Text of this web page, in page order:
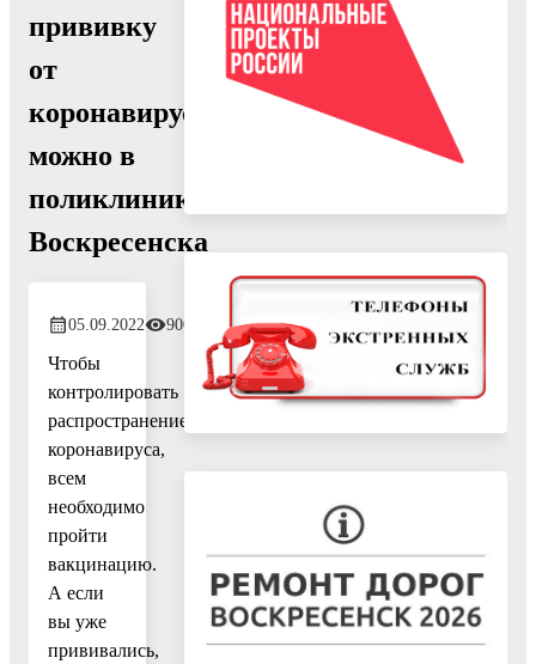
прививку
от
коронавируса
можно в
поликлиниках
Воскресенска
05.09.2022 900
Чтобы
контролировать
распространение
коронавируса,
всем
необходимо
пройти
вакцинацию.
А если
вы уже
прививались,